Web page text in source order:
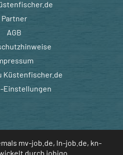
Partner
AGB
Küstenfischer.de
Einstellungen
mv-job.de, ln-job.de, kn-
durch jobiqo